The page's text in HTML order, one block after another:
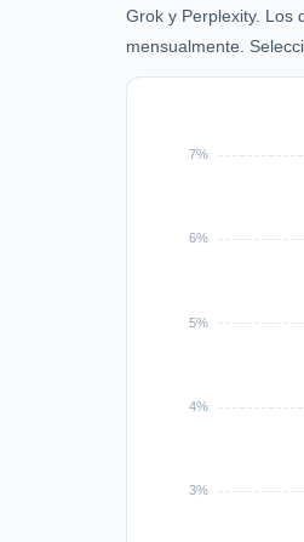
Grok y Perplexity. Los
mensualmente.